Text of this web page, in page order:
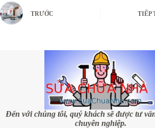
TRƯỚC TIẾP
Đến với chúng tôi, quý khách sẽ được tư
chuyên nghiệp.